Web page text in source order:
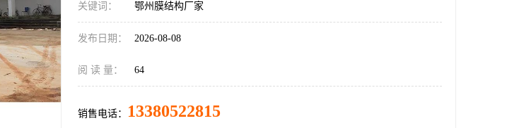
关键词： 鄂州膜结构厂家
发布日期： 2026-08-08
阅 读 量： 64
销售电话： 13380522815